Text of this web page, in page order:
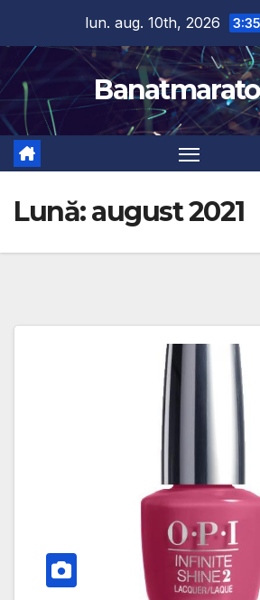
content
lun. aug. 10th, 2026
Lună:august 2021